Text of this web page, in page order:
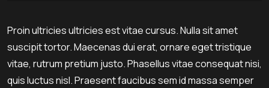
Proin ultricies ultricies est vitae cursus. Nulla sit amet
suscipit tortor. Maecenas dui erat, ornare eget tristique
vitae, rutrum pretium justo. Phasellus vitae consequat nisi,
quis luctus nisl. Praesent faucibus sem id massa semper